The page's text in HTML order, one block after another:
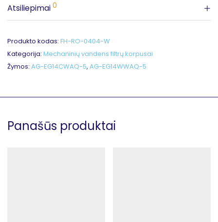
Atsiliepimai 0
Produkto kodas: FH-RO-0404-W
Kategorija: Mechaninių vandens filtrų korpusai
Žymos: AG-EG14CWAQ-5, AG-EG14WWAQ-5
Panašūs produktai